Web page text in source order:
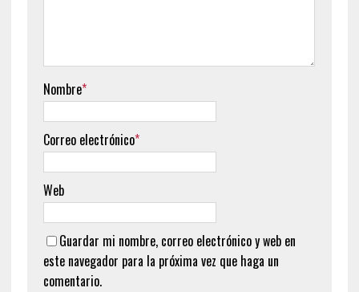
Nombre*
Correo electrónico*
Web
Guardar mi nombre, correo electrónico y web en
este navegador para la próxima vez que haga un
comentario.